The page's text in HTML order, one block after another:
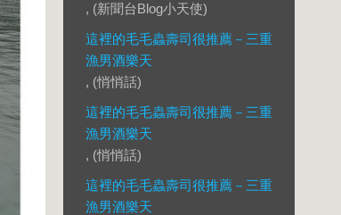
, (新聞台Blog小天使)
這裡的毛毛蟲壽司很推薦－三重
漁男酒樂天
, (悄悄話)
這裡的毛毛蟲壽司很推薦－三重
漁男酒樂天
, (悄悄話)
這裡的毛毛蟲壽司很推薦－三重
漁男酒樂天